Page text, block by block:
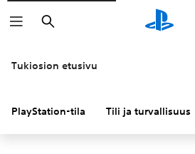
Haku
Tukiosion etusivu
PlayStation-tila Tili ja turvallisuus